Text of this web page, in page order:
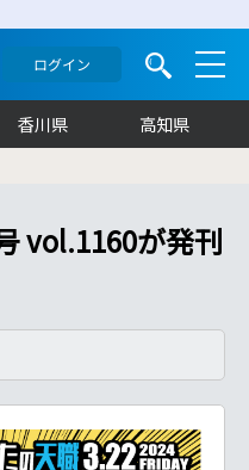
ログイン
香川県
高知県